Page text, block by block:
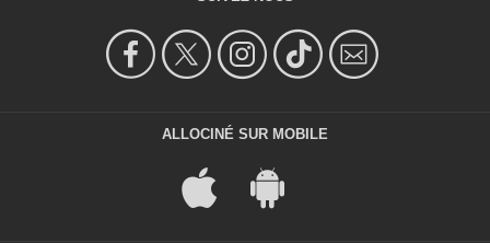
ALLOCINÉ SUR MOBILE